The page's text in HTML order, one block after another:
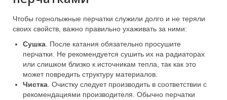
Чтобы горнолыжные перчатки служили долго и не теряли
своих свойств, важно правильно ухаживать за ними:
Сушка . После катания обязательно просушите
перчатки. Не рекомендуется сушить их на радиаторах
или слишком близко к источникам тепла, так как это
может повредить структуру материалов.
Чистка . Очистку следует производить в соответствии с
рекомендациями производителя. Обычно перчатки